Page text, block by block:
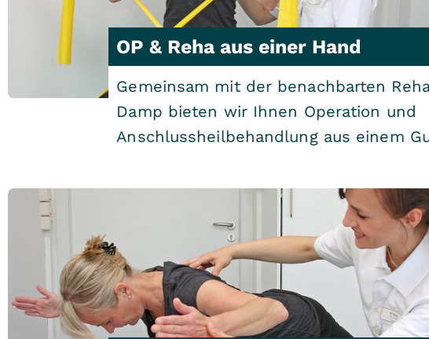
OP & Reha aus einer Hand
Gemeinsam mit der benachbarten
Damp bieten wir Ihnen Operation und
Anschlussheilbehandlung aus einem